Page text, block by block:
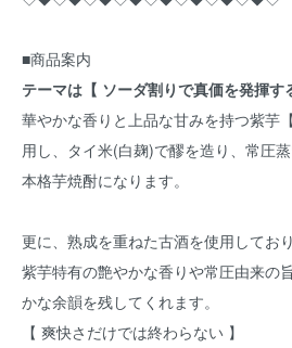
■商品案内
テーマは【 ソーダ割りで真価を発揮す
華やかな香りと上品な甘みを持つ紫芋
用し、タイ米(白麹)で醪を造り、常圧
本格芋焼酎になります。
更に、熟成を重ねた古酒を使用してお
紫芋特有の艶やかな香りや常圧由来の
かな余韻を残してくれます。
【 爽快さだけでは終わらない 】